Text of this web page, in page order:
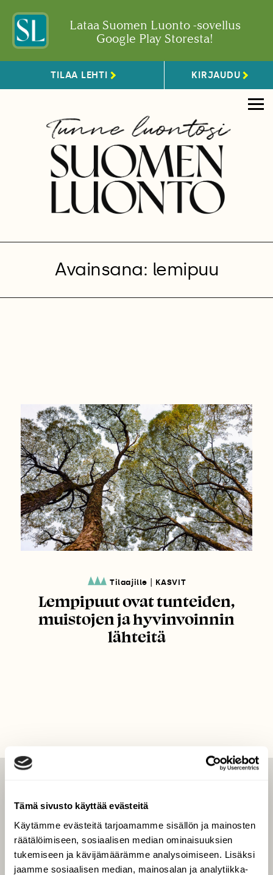
Tämä sivusto käyttää evästeitä
Käytämme evästeitä tarjoamamme sisällön ja mainosten
räätälöimiseen, sosiaalisen median ominaisuuksien
tukemiseen ja kävijämäärämme analysoimiseen. Lisäksi
jaamme sosiaalisen median, mainosalan ja analytiikka-
Lataa Suomen Luonto -sovellus
Google Play Storesta!
TILAA LEHTI KIRJAUDU
Avainsana: lemipuu
Tilaajille KASVIT
Lempipuut ovat tunteiden,
muistojen ja hyvinvoinnin
lähteitä
Uusin lehti
Tilaa Suomen Luonto
Tilaa digilukuoikeus
Äänestä parasta juttua